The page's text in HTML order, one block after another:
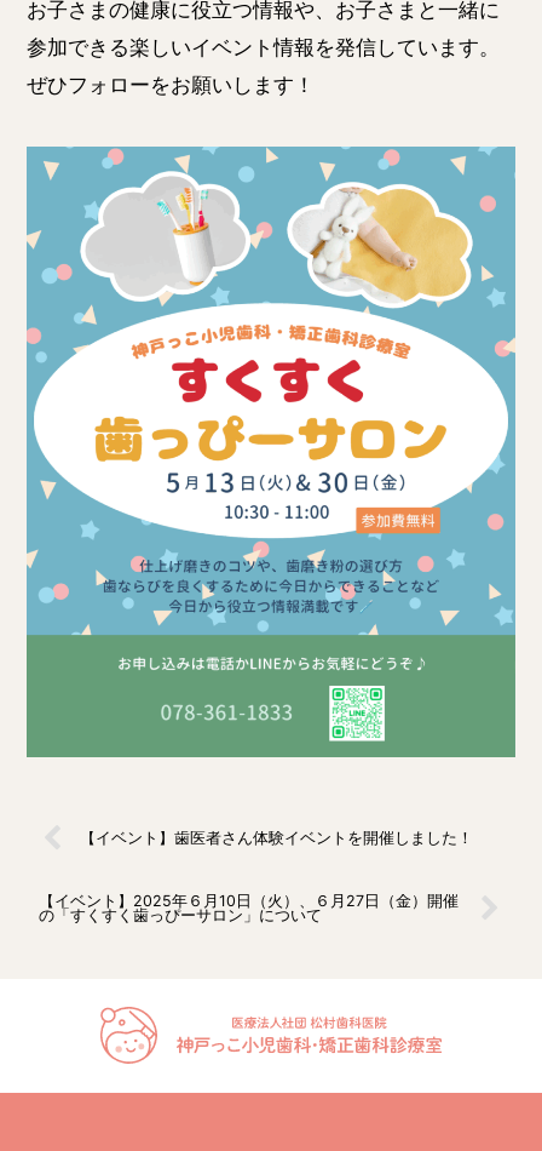
お子さまの健康に役立つ情報や、お子さまと一緒に
参加できる楽しいイベント情報を発信しています。
ぜひフォローをお願いします！
【イベント】歯医者さん体験イベントを開催しました！
【イベント】2025年６月10日（火）、６月27日（金）開催
の「すくすく歯っぴーサロン」について